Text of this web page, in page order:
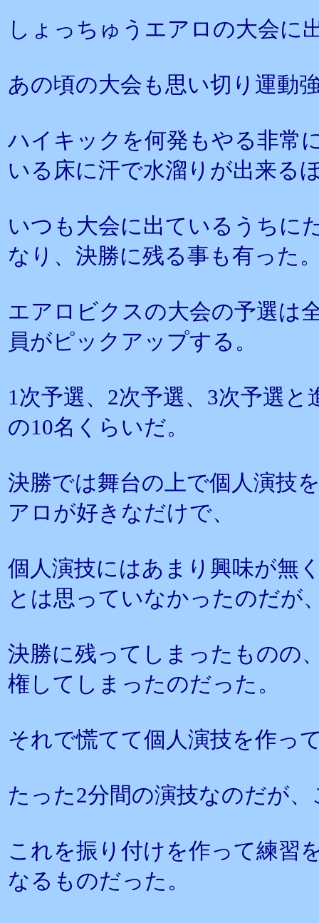
しょっちゅうエアロの大会に
あの頃の大会も思い切り運動
ハイキックを何発もやる非常
いる床に汗で水溜りが出来る
いつも大会に出ているうちに
なり、決勝に残る事も有った
エアロビクスの大会の予選は
員がピックアップする。
1次予選、2次予選、3次予選
の10名くらいだ。
決勝では舞台の上で個人演技
アロが好きなだけで、
個人演技にはあまり興味が無
とは思っていなかったのだが
決勝に残ってしまったものの
権してしまったのだった。
それで慌てて個人演技を作っ
たった2分間の演技なのだが
これを振り付けを作って練習
なるものだった。